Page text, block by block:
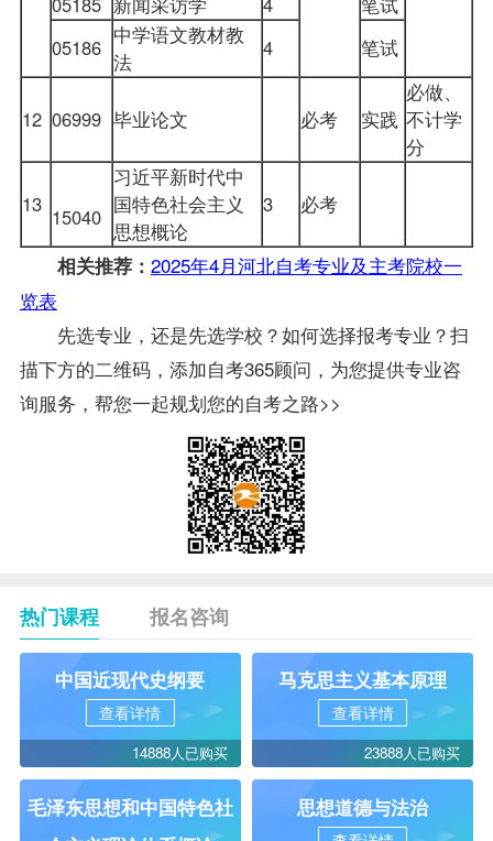
05186 中学语文教材教
法
4 笔试
12 06999 毕业论文 必考 实践
必做、
不计学
分
13 15040
习近平新时代中
国特色社会主义
思想概论
3 必考
相关推荐： 2025年4月河北自考专业及主考院校一
览表
先选专业，还是先选学校？如何选择报考专业？扫
描下方的二维码，添加自考365顾问，为您提供专业咨
询服务，帮您一起规划您的自考之路>>
热门课程 报名咨询
中国近现代史纲要
查看详情
14888人已购买
马克思主义基本原理
查看详情
23888人已购买
毛泽东思想和中国特色社
思想道德与法治